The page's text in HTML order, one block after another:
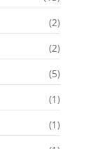
(2)
(2)
(5)
(1)
(1)